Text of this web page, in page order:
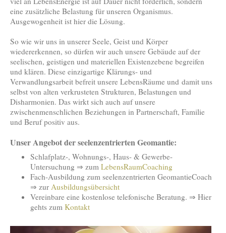
eine zusätzliche Belastung für unseren Organismus.
Ausgewogenheit ist hier die Lösung.
So wie wir uns in unserer Seele, Geist und Körper
wiedererkennen, so dürfen wir auch unsere Gebäude auf der
seelischen, geistigen und materiellen Existenzebene begreifen
und klären. Diese einzigartige Klärungs- und
Verwandlungsarbeit befreit unsere LebensRäume und damit uns
selbst von alten verkrusteten Strukturen, Belastungen und
Disharmonien. Das wirkt sich auch auf unsere
zwischenmenschlichen Beziehungen in Partnerschaft, Familie
und Beruf positiv aus.
Unser Angebot der seelenzentrierten Geomantie:
Schlafplatz-, Wohnungs-, Haus- & Gewerbe-
Untersuchung ⇒ zum LebensRaumCoaching
Fach-Ausbildung zum seelenzentrierten GeomantieCoach
⇒ zur Ausbildungsübersicht
Vereinbare eine kostenlose telefonische Beratung. ⇒ Hier
gehts zum Kontakt